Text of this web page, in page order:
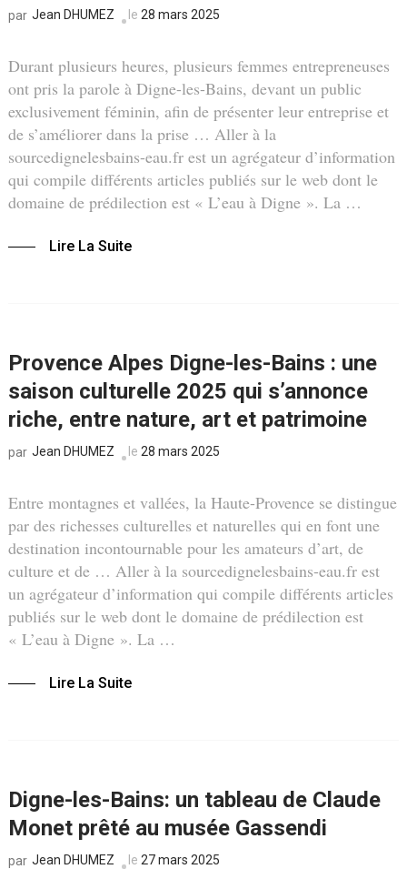
par Jean DHUMEZ le 28 mars 2025
Durant plusieurs heures, plusieurs femmes entrepreneuses
ont pris la parole à Digne-les-Bains, devant un public
exclusivement féminin, afin de présenter leur entreprise et
de s’améliorer dans la prise … Aller à la
sourcedignelesbains-eau.fr est un agrégateur d’information
qui compile différents articles publiés sur le web dont le
domaine de prédilection est « L’eau à Digne ». La …
Lire La Suite
Provence Alpes Digne-les-Bains : une
saison culturelle 2025 qui s’annonce
riche, entre nature, art et patrimoine
par Jean DHUMEZ le 28 mars 2025
Entre montagnes et vallées, la Haute-Provence se distingue
par des richesses culturelles et naturelles qui en font une
destination incontournable pour les amateurs d’art, de
culture et de … Aller à la sourcedignelesbains-eau.fr est
un agrégateur d’information qui compile différents articles
publiés sur le web dont le domaine de prédilection est
« L’eau à Digne ». La …
Lire La Suite
Digne-les-Bains: un tableau de Claude
Monet prêté au musée Gassendi
par Jean DHUMEZ le 27 mars 2025